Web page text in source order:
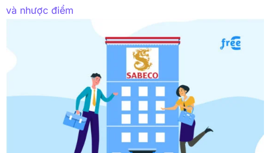
và nhược điểm